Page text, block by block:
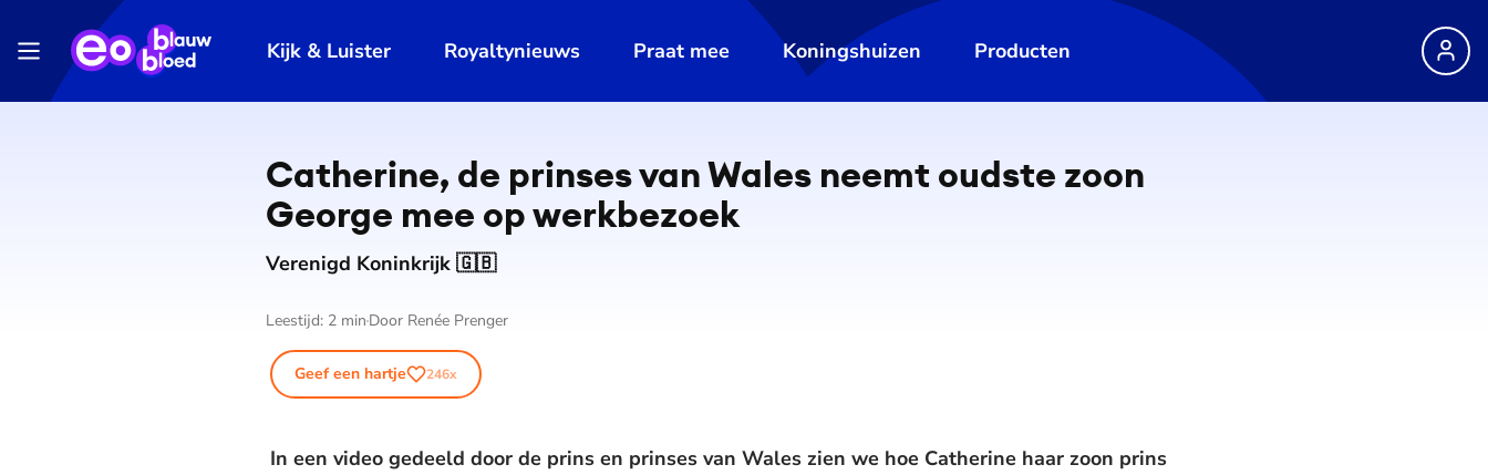
Kijk & Luister Royaltynieuws Praat mee Koningshuizen Producten
Catherine, de prinses van Wales neemt oudste zoon
George mee op werkbezoek
Verenigd Koninkrijk 🇬🇧
Leestijd: 2 min Door Renée Prenger
Geef een hartje 246x
In een video gedeeld door de prins en prinses van Wales zien we hoe Catherine haar zoon prins